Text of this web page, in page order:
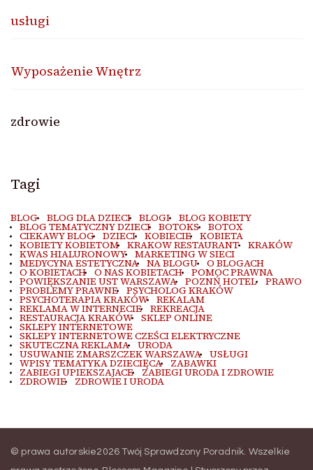
usługi
Wyposażenie Wnętrz
zdrowie
Tagi
BLOG BLOG DLA DZIECI BLOGI BLOG KOBIETY
BLOG TEMATYCZNY DZIECI BOTOKS BOTOX
CIEKAWY BLOG DZIECI KOBIECIE KOBIETA
KOBIETY KOBIETOM KRAKOW RESTAURANT KRAKÓW
KWAS HIALURONOWY MARKETING W SIECI
MEDYCYNA ESTETYCZNA NA BLOGU O BLOGACH
O KOBIETACH O NAS KOBIETACH POMOC PRAWNA
POWIĘKSZANIE UST WARSZAWA POZNŃ HOTEL PRAWO
PROBLEMY PRAWNE PSYCHOLOG KRAKÓW
PSYCHOTERAPIA KRAKÓW REKALAM
REKLAMA W INTERNECIE REKREACJA
RESTAURACJA KRAKÓW SKLEP ONLINE
SKLEPY INTERNETOWE
SKLEPY INTERNETOWE CZEŚCI ELEKTRYCZNE
SKUTECZNA REKLAMA URODA
USUWANIE ZMARSZCZEK WARSZAWA USŁUGI
WPISY TEMATYKA DZIECIĘCA ZABAWKI
ZABIEGI UPIEKSZAJACE ZABIEGI URODA I ZDROWIE
ZDROWIE ZDROWIE I URODA
© prawa autorskie2026Twój Sprawdzony Poradnik. Wszelkie